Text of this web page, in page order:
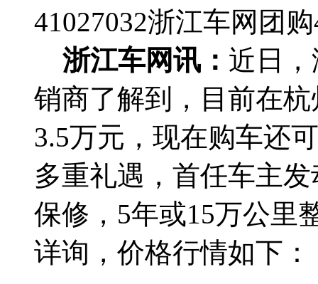
41027032浙江车网团
浙江车网讯： 近日
销商了解到，目前在
3.5万元，现在购车还
多重礼遇，首任车主
保修，5年或15万公里
详询，价格行情如下：